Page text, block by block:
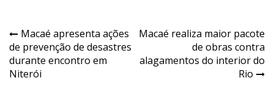
Macaé apresenta ações
de prevenção de desastres
durante encontro em
Niterói
Macaé realiza maior pacote
de obras contra
alagamentos do interior do
Rio